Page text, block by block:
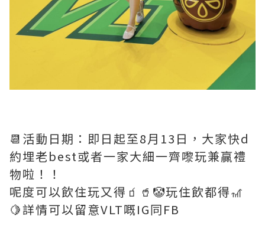
📆活動日期：即日起至8月13日，大家快d
約埋老best或者一家大細一齊嚟玩兼贏禮
物啦！！
呢度可以飲住玩又得🧃🥤🤡玩住飲都得🎢
🍋詳情可以留意VLT嘅IG同FB